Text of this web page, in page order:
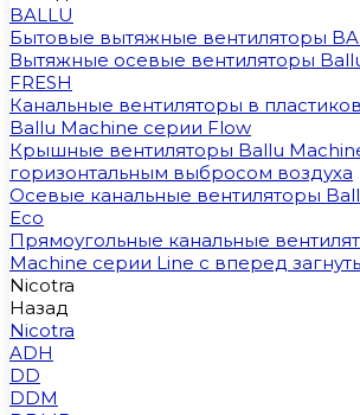
BALLU
Бытовые вытяжные вентиляторы
Вытяжные осевые вентиляторы
FRESH
Канальные вентиляторы в
Ballu Machine серии Flow
Крышные вентиляторы Ballu
горизонтальным выбросом воздуха
Осевые канальные вентиляторы
Eco
Прямоугольные канальные
Machine серии Line с вперед
Nicotra
Назад
Nicotra
ADH
DD
DDM